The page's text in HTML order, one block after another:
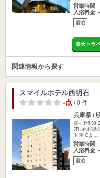
営業時間
入浴料金
宿泊
楽天トラ
関連情報から探す
スマイルホテル西明石
-点/ 0 件
兵庫県 /
霞ヶ丘駅
JR西明石
玉津ICよ…
営業時間
入浴料金
宿泊